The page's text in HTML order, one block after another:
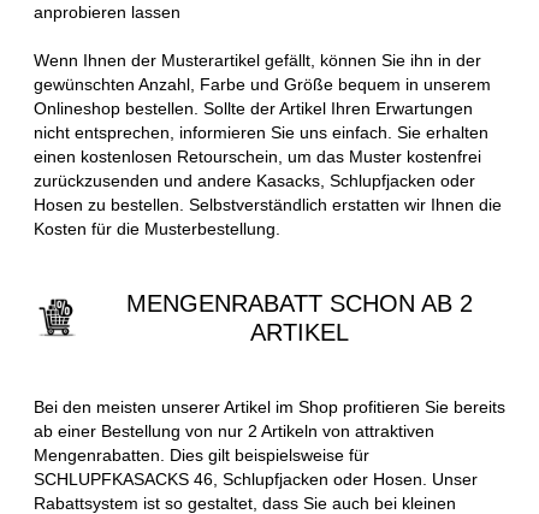
anprobieren lassen
Wenn Ihnen der Musterartikel gefällt, können Sie ihn in der
gewünschten Anzahl, Farbe und Größe bequem in unserem
Onlineshop bestellen. Sollte der Artikel Ihren Erwartungen
nicht entsprechen, informieren Sie uns einfach. Sie erhalten
einen kostenlosen Retourschein, um das Muster kostenfrei
zurückzusenden und andere Kasacks, Schlupfjacken oder
Hosen zu bestellen. Selbstverständlich erstatten wir Ihnen die
Kosten für die Musterbestellung.
MENGENRABATT SCHON AB 2
ARTIKEL
Bei den meisten unserer Artikel im Shop profitieren Sie bereits
ab einer Bestellung von nur 2 Artikeln von attraktiven
Mengenrabatten. Dies gilt beispielsweise für
SCHLUPFKASACKS 46, Schlupfjacken oder Hosen. Unser
Rabattsystem ist so gestaltet, dass Sie auch bei kleinen